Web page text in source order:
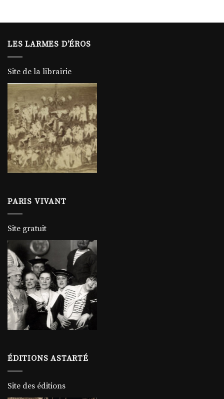
LES LARMES D’ÉROS
Site de la librairie
PARIS VIVANT
Site gratuit
ÉDITIONS ASTARTÉ
Site des éditions